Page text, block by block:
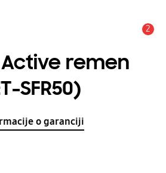
2
remen
SFR50)
o garanciji